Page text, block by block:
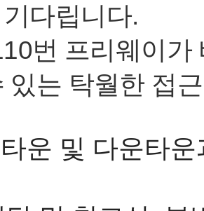
기다립니다.
번 프리웨이가
있는 탁월한 접
운 및 다운타운